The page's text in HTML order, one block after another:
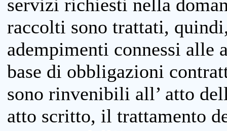
servizi richiesti nella
raccolti sono trattati,
adempimenti connessi
base di obbligazioni
sono rinvenibili all’ atto
atto scritto, il trattamento